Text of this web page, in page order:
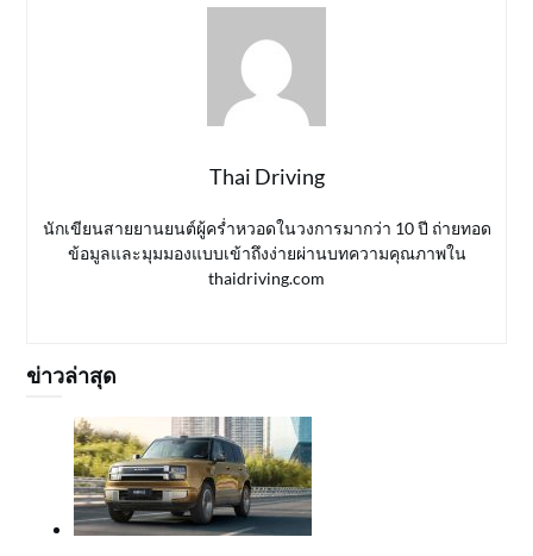
Thai Driving
นักเขียนสายยานยนต์ผู้คร่ำหวอดในวงการมากว่า 10 ปี ถ่ายทอด
ข้อมูลและมุมมองแบบเข้าถึงง่ายผ่านบทความคุณภาพใน
thaidriving.com
ข่าวล่าสุด